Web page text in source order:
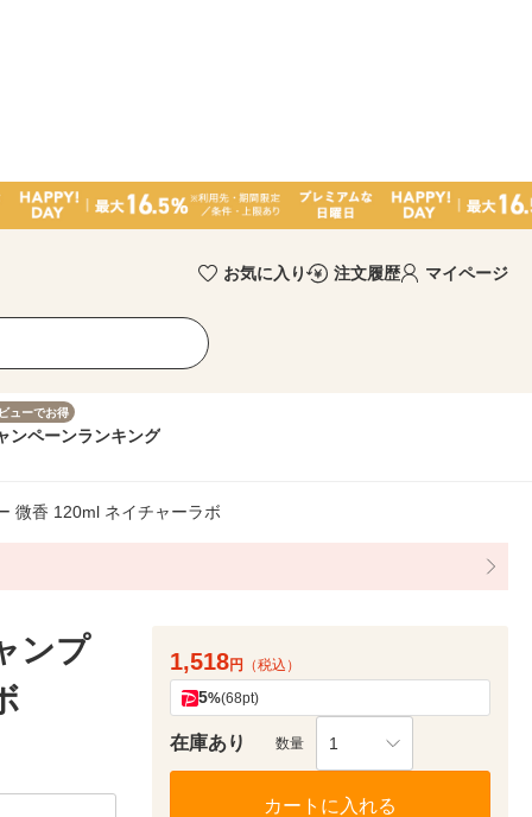
お気に入り 注文履歴 マイページ
ューでお得
ンペーンランキング
微香 120ml ネイチャーラボ
ンプ
1,518円 （税込）
5%(68pt)
在庫あり 数量 1
カートに入れる